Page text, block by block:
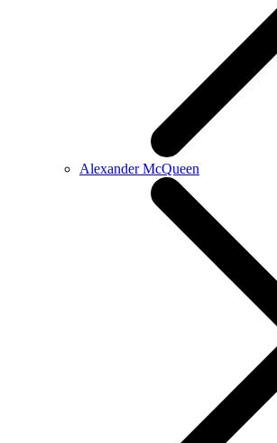
Alexander McQueen